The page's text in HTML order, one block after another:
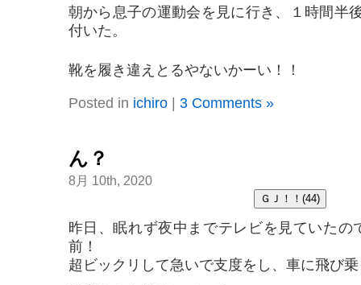
朝から息子の運動会を見に行き、１時間半
付いた。
靴を履き違えとるやないかーい！！
Posted in ichiro| 3 Comments »
ん？
8月 10th, 2020
昨日、眠れず夜中までテレビを見ていたの
前！
超ビックリして急いで支度をし、車に飛び